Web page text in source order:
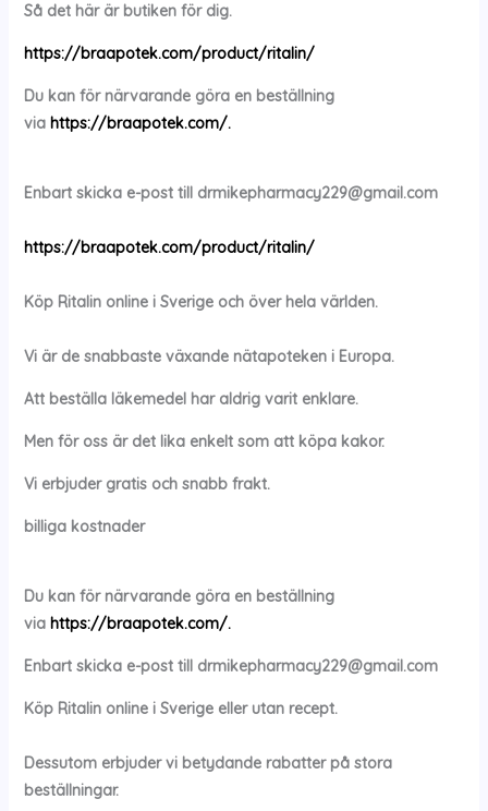
Så det här är butiken för dig.
https://braapotek.com/product/ritalin/
Du kan för närvarande göra en beställning
via https://braapotek.com/.
Enbart skicka e-post till drmikepharmacy229@gmail.com
https://braapotek.com/product/ritalin/
Köp Ritalin online i Sverige och över hela världen.
Vi är de snabbaste växande nätapoteken i Europa.
Att beställa läkemedel har aldrig varit enklare.
Men för oss är det lika enkelt som att köpa kakor.
Vi erbjuder gratis och snabb frakt.
billiga kostnader
Du kan för närvarande göra en beställning
via https://braapotek.com/.
Enbart skicka e-post till drmikepharmacy229@gmail.com
Köp Ritalin online i Sverige eller utan recept.
Dessutom erbjuder vi betydande rabatter på stora
beställningar.